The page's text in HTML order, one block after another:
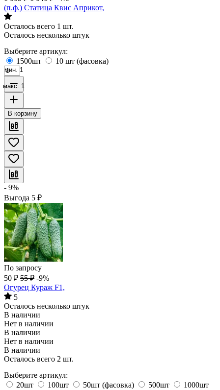
(п.ф.) Статица Квис Априкот,
Осталось всего 1 шт.
Осталось несколько штук
Выберите артикул:
1500шт
10 шт (фасовка)
мин. 1
макс. 1
В корзину
- 9%
Выгода 5 ₽
По запросу
50 ₽ 55 ₽ -9%
Огурец Кураж F1,
5
Осталось несколько штук
В наличии
Нет в наличии
В наличии
Нет в наличии
В наличии
Осталось всего 2 шт.
Выберите артикул:
20шт
100шт 50шт (фасовка) 500шт
1000шт